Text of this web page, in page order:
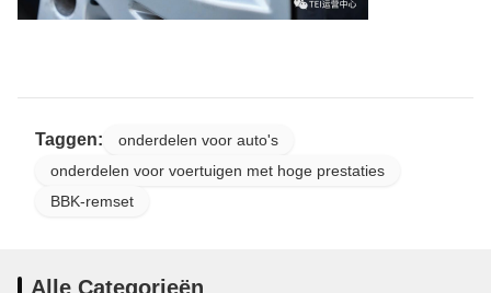
Taggen:
onderdelen voor auto's
onderdelen voor voertuigen met hoge prestaties
BBK-remset
Alle Categorieën